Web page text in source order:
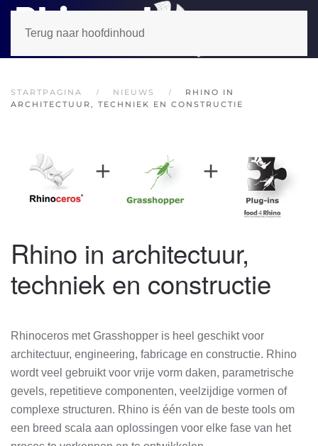
Terug naar hoofdinhoud
STARTPAGINA NIEUWS
RHINO IN
ARCHITECTUUR, TECHNIEK EN CONSTRUCTIE
Rhino in architectuur,
techniek en constructie
Rhinoceros met Grasshopper is heel geschikt voor
architectuur, engineering, fabricage en constructie. Rhino
wordt veel gebruikt voor vrije vorm daken, parametrische
gevels, repetitieve componenten, veelzijdige vormen of
complexe structuren. Rhino is één van de beste tools om
een breed scala aan oplossingen voor elke fase van het